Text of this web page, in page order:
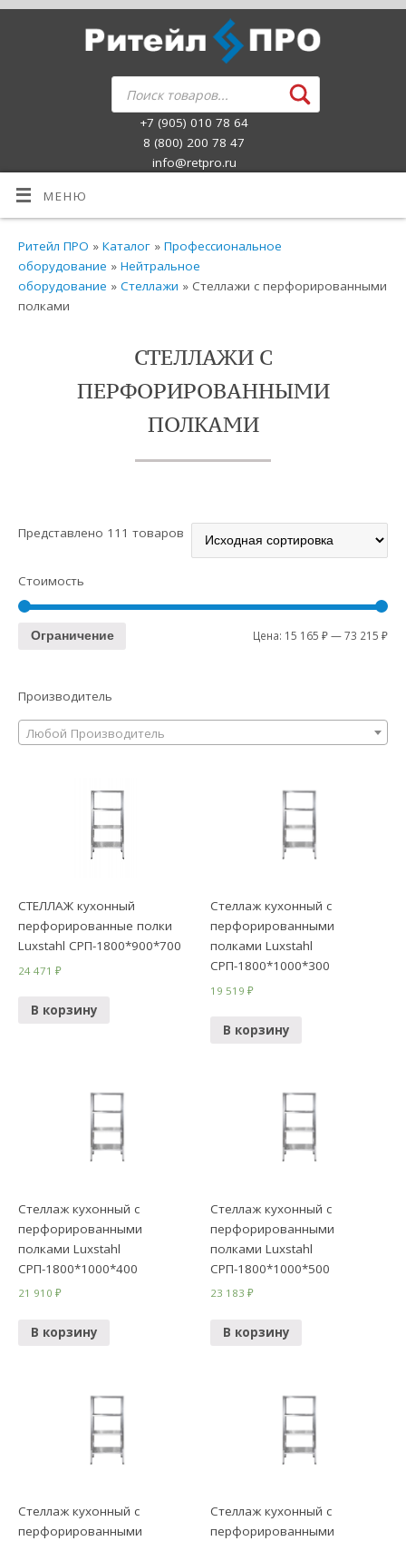
+7 (905) 010 78 64
8 (800) 200 78 47
info@retpro.ru
МЕНЮ
Ритейл ПРО »Каталог »Профессиональное
оборудование »Нейтральное
оборудование »Стеллажи » Стеллажи с перфорированными
полками
СТЕЛЛАЖИ С
ПЕРФОРИРОВАННЫМИ
ПОЛКАМИ
Представлено 111 товаров
Стоимость
Ограничение Цена: 15 165 ₽—73 215 ₽
Производитель
Любой Производитель
СТЕЛЛАЖ кухонный
перфорированные полки
Luxstahl СРП-1800*900*700
24 471₽
В корзину
Стеллаж кухонный с
перфорированными
полками Luxstahl
СРП-1800*1000*300
19 519₽
В корзину
Стеллаж кухонный с
перфорированными
полками Luxstahl
СРП-1800*1000*400
21 910₽
В корзину
Стеллаж кухонный с
перфорированными
полками Luxstahl
СРП-1800*1000*500
23 183₽
В корзину
Стеллаж кухонный с
перфорированными
Стеллаж кухонный с
перфорированными